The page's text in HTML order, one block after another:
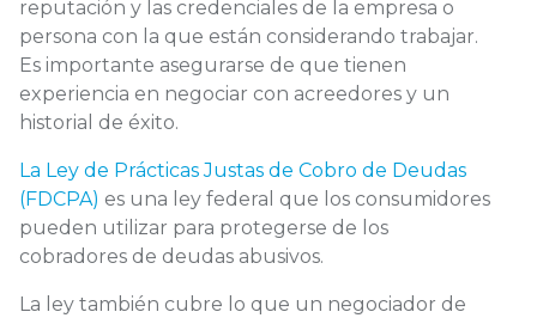
reputación y las credenciales de la empresa o
persona con la que están considerando trabajar.
Es importante asegurarse de que tienen
experiencia en negociar con acreedores y un
historial de éxito.
La Ley de Prácticas Justas de Cobro de Deudas
(FDCPA) es una ley federal que los consumidores
pueden utilizar para protegerse de los
cobradores de deudas abusivos.
La ley también cubre lo que un negociador de